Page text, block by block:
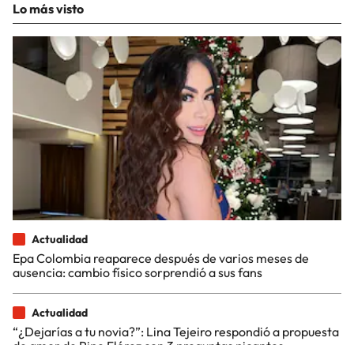
Lo más visto
Actualidad
Epa Colombia reaparece después de varios meses de
ausencia: cambio físico sorprendió a sus fans
Actualidad
“¿Dejarías a tu novia?”: Lina Tejeiro respondió a propuesta